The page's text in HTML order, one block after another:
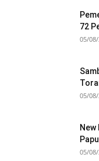
72
05/
05/
New
05/